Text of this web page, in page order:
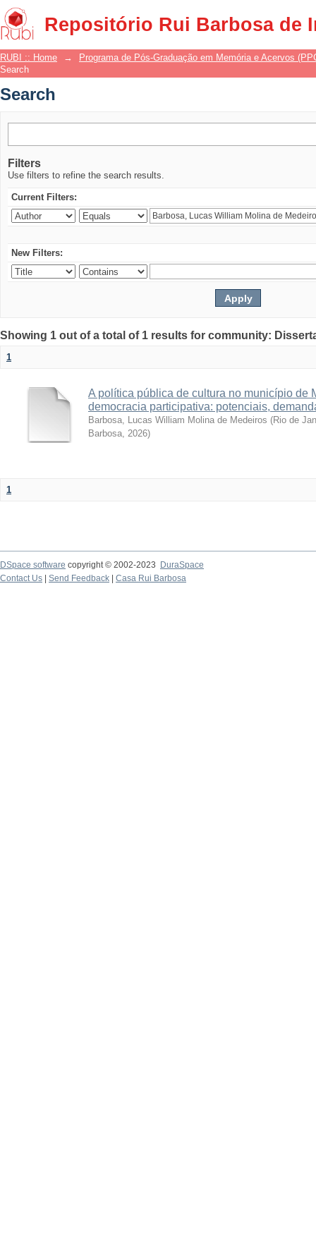
Repositório Rui Barbosa de
Search
RUBI :: Home →
Programa de Pós-Graduação em Memória e Acervos
Search
Search
Filters
Use filters to refine the search results.
Current Filters:
New Filters:
Showing 1 out of a total of 1 results for community:
1
A política pública de cultura no município de
democracia participativa: potenciais,
Barbosa, Lucas William Molina de Medeiros (Rio de
Barbosa, 2026)
1
DSpace software copyright © 2002-2023
DuraSpace
Contact Us
Send Feedback Casa Rui Barbosa